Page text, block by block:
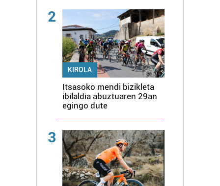
2
KIROLA
Itsasoko mendi bizikleta
ibilaldia abuztuaren 29an
egingo dute
3